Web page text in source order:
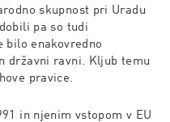
skupnost pri Uradu
pa so tudi
bilo enakovredno
državni ravni. Kljub temu
pravice.
in njenim vstopom v EU